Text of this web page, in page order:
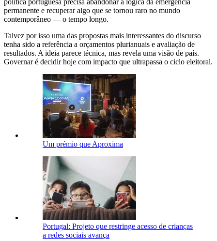
política portuguesa precisa abandonar a lógica da emergência
permanente e recuperar algo que se tornou raro no mundo
contemporâneo — o tempo longo.
Talvez por isso uma das propostas mais interessantes do discurso
tenha sido a referência a orçamentos plurianuais e avaliação de
resultados. A ideia parece técnica, mas revela uma visão de país.
Governar é decidir hoje com impacto que ultrapassa o ciclo eleitoral.
Um prémio que Aproxima
Portugal: Projeto que restringe acesso de crianças
a redes sociais avança